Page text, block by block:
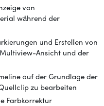
von
während der
und Erstellen von
Ansicht und der
auf der Grundlage der
zu bearbeiten
Farbkorrektur